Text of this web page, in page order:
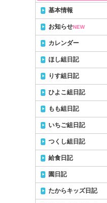
基本情報
お知らせNEW
カレンダー
ほし組日記
りす組日記
ひよこ組日記
もも組日記
いちご組日記
つくし組日記
給食日記
園日記
たからキッズ日記